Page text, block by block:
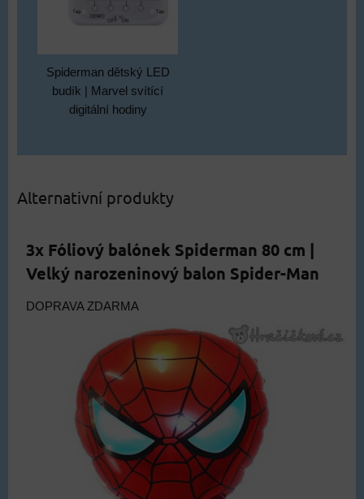
Spiderman dětský LED
budík | Marvel svítící
digitální hodiny
Alternativní produkty
3x Fóliový balónek Spiderman 80 cm |
Velký narozeninový balon Spider-Man
DOPRAVA ZDARMA